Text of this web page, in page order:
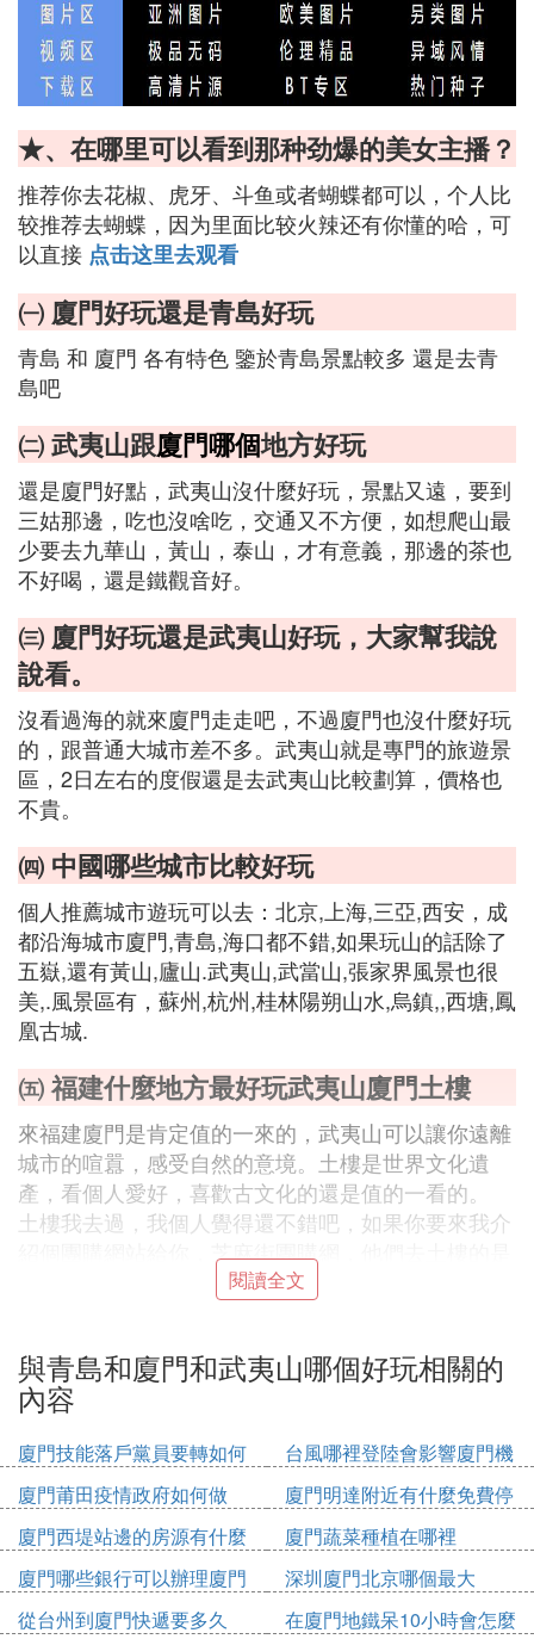
★、在哪里可以看到那种劲爆的美女主播？
推荐你去花椒、虎牙、斗鱼或者蝴蝶都可以，个人比
较推荐去蝴蝶，因为里面比较火辣还有你懂的哈，可
以直接 点击这里去观看
㈠ 廈門好玩還是青島好玩
青島 和 廈門 各有特色 鑒於青島景點較多 還是去青
島吧
㈡ 武夷山跟廈門哪個地方好玩
還是廈門好點，武夷山沒什麼好玩，景點又遠，要到
三姑那邊，吃也沒啥吃，交通又不方便，如想爬山最
少要去九華山，黃山，泰山，才有意義，那邊的茶也
不好喝，還是鐵觀音好。
㈢ 廈門好玩還是武夷山好玩，大家幫我說
說看。
沒看過海的就來廈門走走吧，不過廈門也沒什麼好玩
的，跟普通大城市差不多。武夷山就是專門的旅遊景
區，2日左右的度假還是去武夷山比較劃算，價格也
不貴。
㈣ 中國哪些城市比較好玩
個人推薦城市遊玩可以去：北京,上海,三亞,西安，成
都沿海城市廈門,青島,海口都不錯,如果玩山的話除了
五嶽,還有黃山,廬山.武夷山,武當山,張家界風景也很
美,.風景區有，蘇州,杭州,桂林陽朔山水,烏鎮,,西塘,鳳
凰古城.
㈤ 福建什麼地方最好玩武夷山廈門土樓
來福建廈門是肯定值的一來的，武夷山可以讓你遠離
城市的喧囂，感受自然的意境。土樓是世界文化遺
產，看個人愛好，喜歡古文化的還是值的一看的。
土樓我去過，我個人覺得還不錯吧，如果你要來我介
紹個團購網站給你，芝麻街團購網，他們去土樓的是
全國最低價，他們有很多福建旅遊團購票，其它的我
就不清楚了，我比較過了，不信你自己比較看看。來
便。我覺得廈門到環島路騎騎車很不錯的。
廈門經濟特區好啦。
主要旅遊景點：
台灣民俗村—景州樂園、廈門鼓浪嶼、鼓浪嶼環島
路、廈門大學、海滄大橋、南普陀寺、廈門園林植物
園、廈門集美嘉庚園、菽庄花園、胡里山炮台（榮光
寶藏博物院）、集美學村、廈門海底世界、日光岩、
閱讀全文
與青島和廈門和武夷山哪個好玩相關的
內容
廈門技能落戶黨員要轉如何
辦理
台風哪裡登陸會影響廈門機
場
廈門莆田疫情政府如何做
廈門明達附近有什麼免費停
車位
廈門西堤站邊的房源有什麼
廈門蔬菜種植在哪裡
廈門哪些銀行可以辦理廈門
市民卡
深圳廈門北京哪個最大
從台州到廈門快遞要多久
在廈門地鐵呆10小時會怎麼